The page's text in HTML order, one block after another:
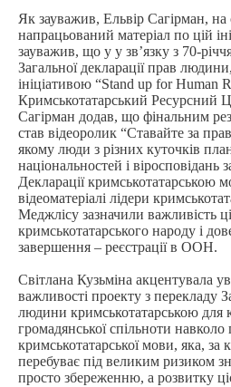
Як зауважив, Ельвір Сагірман,
напрацьований матеріал по цій
зауважив, що у у зв’язку з 70-
Загальної декларації прав
ініціативою “Stand up for Human
Кримськотатарський Ресурсний
Сагірман додав, що фінальним
став відеоролик “Ставайте за
якому люди з різних куточків
національностей і віросповідань
Декларації кримськотатарською
відеоматеріалі лідери
Меджлісу зазначили важливість
кримськотатарського народу і
завершення – реєстрації в ООН.
Світлана Кузьміна акцентувала
важливості проекту з перекладу
людини кримськотатарською для
громадянської спільноти
кримськотатарської мови, яка,
перебуває під великим ризиком
просто збереженню, а розвитку